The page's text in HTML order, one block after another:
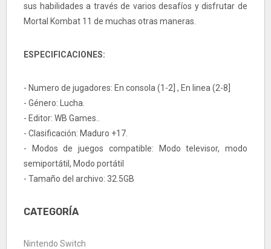
sus habilidades a través de varios desafíos y disfrutar de
Mortal Kombat 11 de muchas otras maneras.
ESPECIFICACIONES:
- Numero de jugadores: En consola (1-2] , En linea (2-8]
- Género: Lucha.
- Editor: WB Games..
- Clasificación: Maduro +17.
- Modos de juegos compatible: Modo televisor, modo
semiportátil, Modo portátil
- Tamaño del archivo: 32.5GB
CATEGORÍA
Nintendo Switch